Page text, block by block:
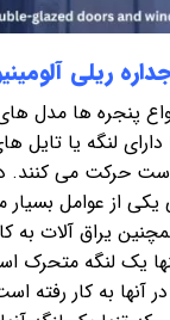
ریلی
پنجره ها مدل
لنگه یا تایل
حرکت می کنند.
از عوامل بسیار
یراق آلات به
یک لنگه متحرک
آنها به کار